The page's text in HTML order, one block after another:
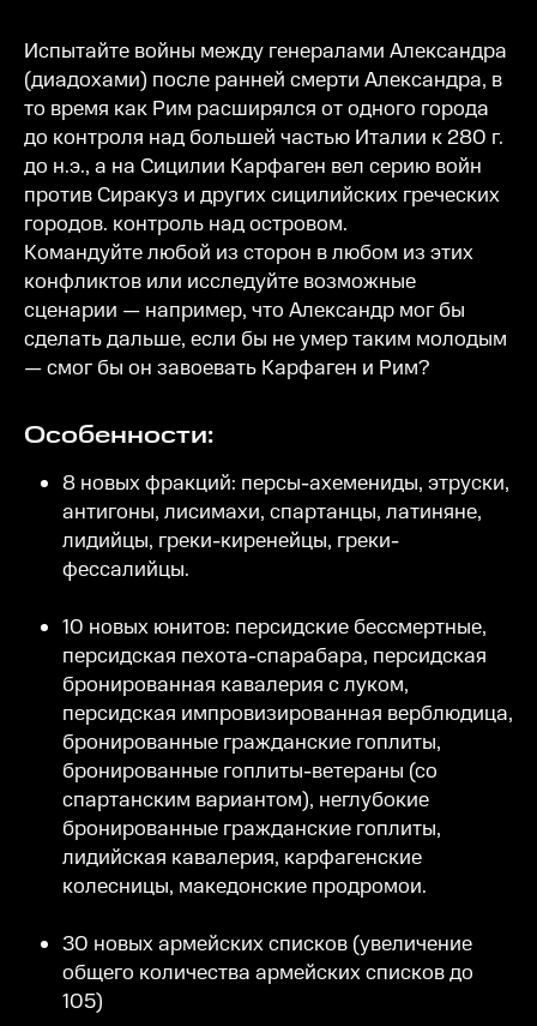
Испытайте войны между генералами Александра
(диадохами) после ранней смерти Александра, в
то время как Рим расширялся от одного города
до контроля над большей частью Италии к 280 г.
до н.э., а на Сицилии Карфаген вел серию войн
против Сиракуз и других сицилийских греческих
городов. контроль над островом.
Командуйте любой из сторон в любом из этих
конфликтов или исследуйте возможные
сценарии — например, что Александр мог бы
сделать дальше, если бы не умер таким молодым
— смог бы он завоевать Карфаген и Рим?
Особенности:
8 новых фракций: персы-ахемениды, этруски,
антигоны, лисимахи, спартанцы, латиняне,
лидийцы, греки-киренейцы, греки-
фессалийцы.
10 новых юнитов: персидские бессмертные,
персидская пехота-спарабара, персидская
бронированная кавалерия с луком,
персидская импровизированная верблюдица,
бронированные гражданские гоплиты,
бронированные гоплиты-ветераны (со
спартанским вариантом), неглубокие
бронированные гражданские гоплиты,
лидийская кавалерия, карфагенские
колесницы, македонские продромои.
30 новых армейских списков (увеличение
общего количества армейских списков до
105)